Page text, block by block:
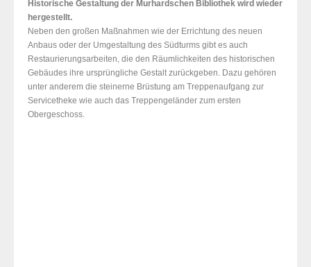
Historische Gestaltung der Murhardschen Bibliothek wird wieder
hergestellt.
Neben den großen Maßnahmen wie der Errichtung des neuen
Anbaus oder der Umgestaltung des Südturms gibt es auch
Restaurierungsarbeiten, die den Räumlichkeiten des historischen
Gebäudes ihre ursprüngliche Gestalt zurückgeben. Dazu gehören
unter anderem die steinerne Brüstung am Treppenaufgang zur
Servicetheke wie auch das Treppengeländer zum ersten
Obergeschoss.